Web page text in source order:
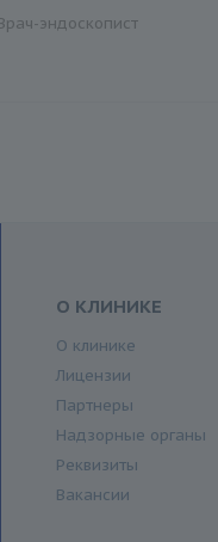
эндоскопист
О КЛИНИКЕ
О клинике
Лицензии
Партнеры
Надзорные органы
Реквизиты
Вакансии